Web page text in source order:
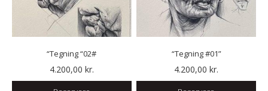
“Tegning “02#
4.200,00 kr.
“Tegning #01”
4.200,00kr.